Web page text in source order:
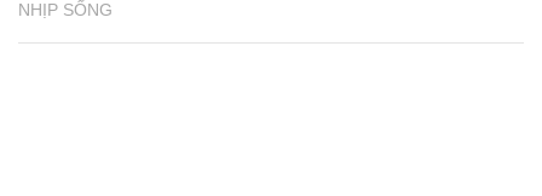
NHỊP SỐNG